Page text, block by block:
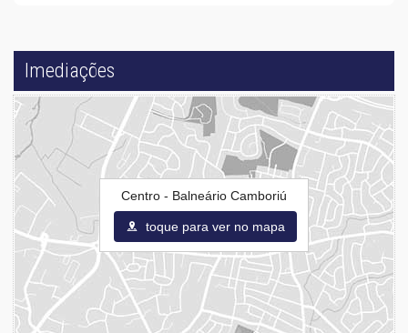
Imediações
Centro - Balneário Camboriú
toque para ver no mapa